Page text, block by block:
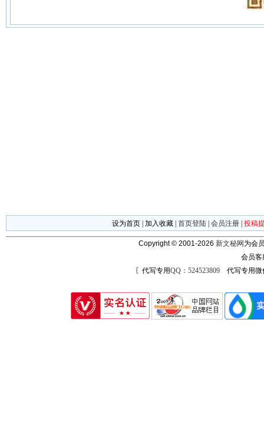
设为首页 加入收藏 首页登陆 会员注册 投稿
Copyright © 2001-2026 新文秘网 为会
会员
〖代写专用QQ：524523809代写专用微